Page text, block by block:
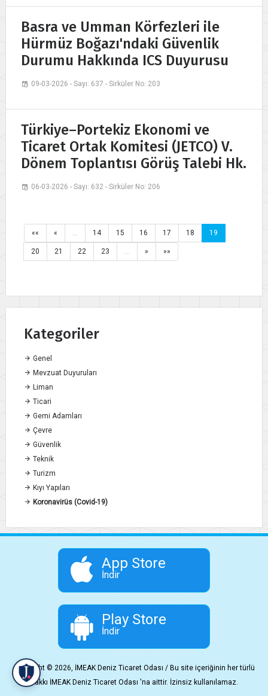
Basra ve Umman Körfezleri ile
Hürmüz Boğazı'ndaki Güvenlik
Durumu Hakkında ICS Duyurusu
09-03-2026 - Sayı: 637 - Sirküler No: 203
Türkiye–Portekiz Ekonomi ve
Ticaret Ortak Komitesi (JETCO) V.
Dönem Toplantısı Görüş Talebi Hk.
06-03-2026 - Sayı: 632 - Sirküler No: 206
«« « 14 15 16 17 18 19
20 21 22 23 » »»
Kategoriler
Genel
Mevzuat Duyuruları
Liman
Ticari
Gemi Adamları
Çevre
Güvenlik
Teknik
Turizm
Kıyı Yapıları
Koronavirüs (Covid-19)
App Store
İndir
Play Store
İndir
Copyright © 2026, İMEAK Deniz Ticaret Odası / Bu site içeriğinin her türlü
hakkı İMEAK Deniz Ticaret Odası 'na aittir. İzinsiz kullanılamaz.